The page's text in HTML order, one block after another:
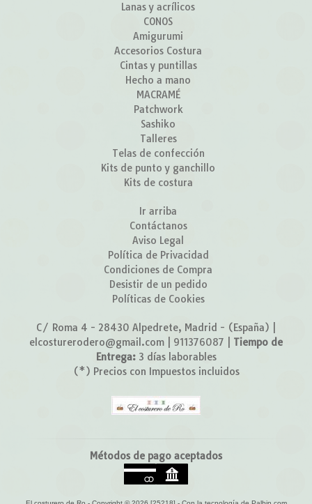
Lanas y acrílicos
CONOS
Amigurumi
Accesorios Costura
Cintas y puntillas
Hecho a mano
MACRAMÉ
Patchwork
Sashiko
Talleres
Telas de confección
Kits de punto y ganchillo
Kits de costura
Ir arriba
Contáctanos
Aviso Legal
Política de Privacidad
Condiciones de Compra
Desistir de un pedido
Políticas de Cookies
C/ Roma 4 - 28430 Alpedrete, Madrid - (España) |
elcosturerodero@gmail.com | 911376087
Tiempo de
Entrega: 3 días laborables
(*) Precios con Impuestos incluidos
Métodos de pago aceptados